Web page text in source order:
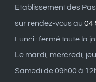
Etablissement des
sur rendez-vous au 04
Lundi : fermé toute la
Le mardi, mercredi,
Samedi de 09h00 à